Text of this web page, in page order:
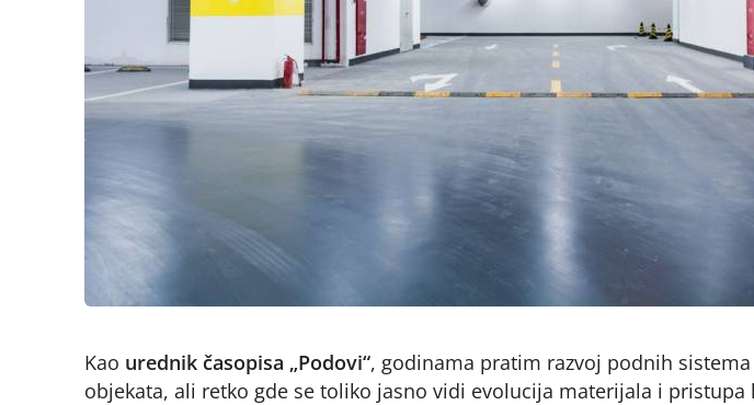
Kao urednik časopisa „Podovi“, godinama pratim razvoj podnih
objekata, ali retko gde se toliko jasno vidi evolucija materijala i pristupa